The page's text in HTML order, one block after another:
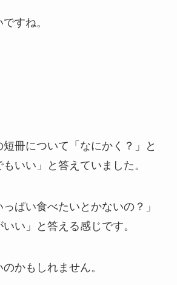
すね。
冊について「なにかく？」と
いい」と答えていました。
ぱい食べたいとかないの？」
い」と答える感じです。
かもしれません。